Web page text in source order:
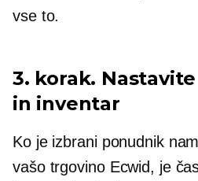
vse to.
3. korak.
in inventar
Ko je izbrani ponudnik
vašo trgovino Ecwid, je